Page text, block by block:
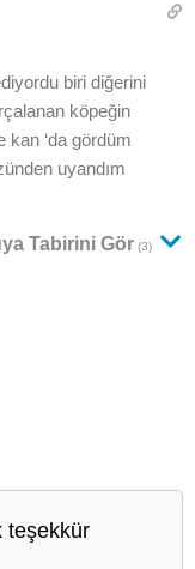
biri diğerini
köpeğin
kan ‘da gördüm
uyandım
Tabirini Gör (3)
teşekkür